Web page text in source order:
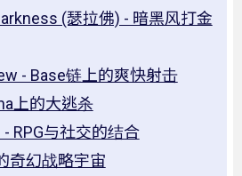
(瑟拉佛) - 暗黑风打金
- Base链上的爽快射击
上的大逃杀
RPG与社交的结合
奇幻战略宇宙